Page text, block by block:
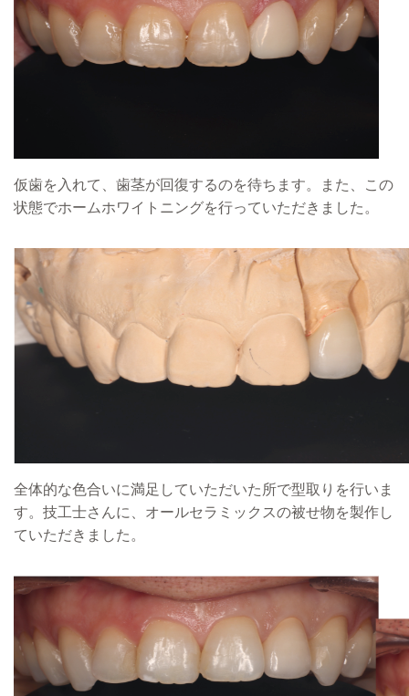
仮歯を入れて、歯茎が回復するのを待ちます。また、この
状態でホームホワイトニングを行っていただきました。
全体的な色合いに満足していただいた所で型取りを行いま
す。技工士さんに、オールセラミックスの被せ物を製作し
ていただきました。